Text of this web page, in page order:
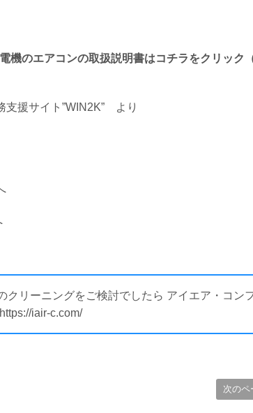
機のエアコンの取扱説明書はコチラをクリック
援サイト”WIN2K” より
クリーニングをご検討でしたら アイエア・コン
iair-c.com/
次のペ